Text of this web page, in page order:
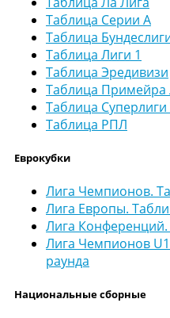
Таблица Серии А
Таблица
Таблица Лиги 1
Таблица Эредивизи
Таблица Примейра
Таблица
Таблица РПЛ
Еврокубки
Лига Чемпионов.
Лига Европы.
Лига
Лига Чемпионов
раунда
Национальные сборные